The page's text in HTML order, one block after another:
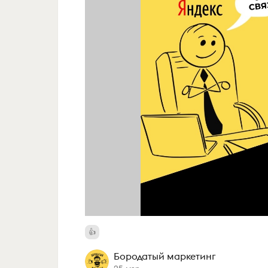
Бородатый маркетинг